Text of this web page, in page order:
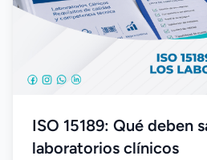
ISO 15189: Qué deben
laboratorios clínicos